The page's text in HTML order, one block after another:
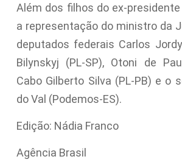
Além dos filhos do ex-
a representação do ministro da
deputados federais Carlos
Bilynskyj (PL-SP), Otoni de
Cabo Gilberto Silva (PL-PB) e o
do Val (Podemos-ES).
Edição: Nádia Franco
Agência Brasil